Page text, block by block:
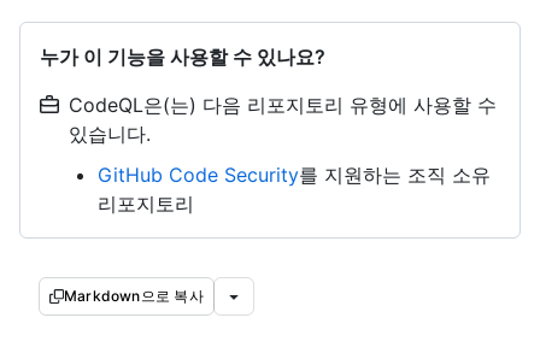
누가 이 기능을 사용할 수 있나요?
CodeQL은(는) 다음 리포지토리 유형에 사용할 수
있습니다.
GitHub Code Security를 지원하는 조직 소유
리포지토리
Markdown으로 복사